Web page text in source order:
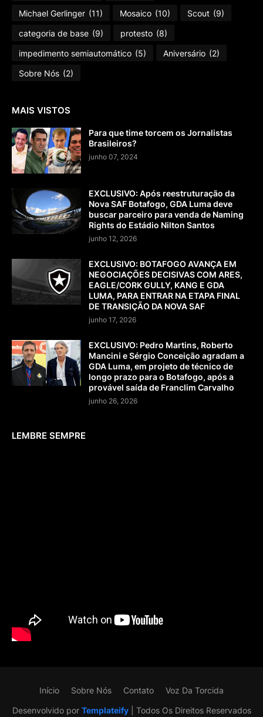
Michael Gerlinger (11) Mosaico (10) Scout (9)
categoria de base (9) protesto (8)
impedimento semiautomático (5) Aniversário (2)
Sobre Nós (2)
MAIS VISTOS
Para que time torcem os Jornalistas
Brasileiros?
junho 07, 2024
EXCLUSIVO: Após reestruturação da
Nova SAF Botafogo, GDA Luma deve
buscar parceiro para venda de Naming
Rights do Estádio Nilton Santos
junho 12, 2026
EXCLUSIVO: BOTAFOGO AVANÇA EM
NEGOCIAÇÕES DECISIVAS COM ARES,
EAGLE/CORK GULLY, KANG E GDA
LUMA, PARA ENTRAR NA ETAPA FINAL
DE TRANSIÇÃO DA NOVA SAF
junho 17, 2026
EXCLUSIVO: Pedro Martins, Roberto
Mancini e Sérgio Conceição agradam a
GDA Luma, em projeto de técnico de
longo prazo para o Botafogo, após a
provável saída de Franclim Carvalho
junho 26, 2026
LEMBRE SEMPRE
Desenvolvido por Templateify| Todos Os Direitos Reservados
Início Sobre Nós Contato Voz Da Torcida